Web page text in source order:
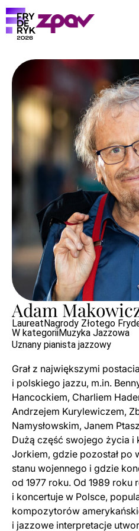
Adam
LaureatNagrody Złotego
W kategoriiMuzyka Jazzowa
Uznany pianista jazzowy
Grał z największymi
i polskiego jazzu, m.in.
Hancockiem, Charliem
Andrzejem Kurylewiczem,
Namysłowskim, Janem
Dużą część swojego życia i
Jorkiem, gdzie pozostał po
stanu wojennego i gdzie
od 1977 roku. Od 1989 roku
i koncertuje w Polsce,
kompozytorów
i jazzowe interpretacje